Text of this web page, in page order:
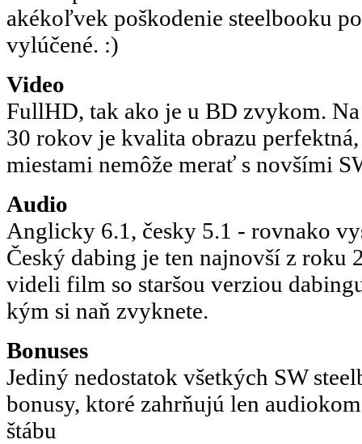
akékoľvek poškodenie steelbooku
vylúčené. :)
Video
FullHD, tak ako je u BD zvykom.
30 rokov je kvalita obrazu
miestami nemôže merať s novšími
Audio
Anglicky 6.1, česky 5.1 - rovnako
Český dabing je ten najnovší z roku
videli film so staršou verziou
kým si naň zvyknete.
Bonuses
Jediný nedostatok všetkých SW
bonusy, ktoré zahrňujú len
štábu